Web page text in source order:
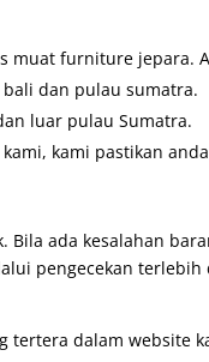
furniture jepara.
dan pulau sumatra.
luar pulau Sumatra.
kami pastikan
ada kesalahan
pengecekan
dalam website